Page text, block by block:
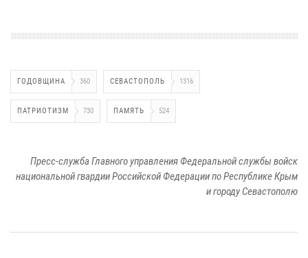
ГОДОВЩИНА 360 СЕВАСТОПОЛЬ 1316
ПАТРИОТИЗМ 730 ПАМЯТЬ 524
Пресс-служба Главного управления Федеральной службы войск
национальной гвардии Российской Федерации по Республике Крым
и городу Севастополю